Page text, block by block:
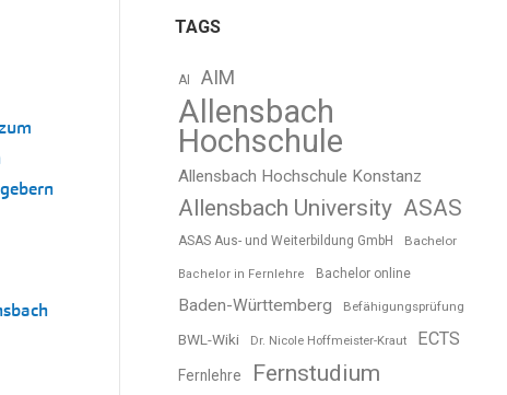
TAGS
AI AIM
Allensbach
Hochschule
Allensbach Hochschule Konstanz
Allensbach University ASAS
ASAS Aus- und Weiterbildung GmbH Bachelor
Bachelor in Fernlehre Bachelor online
Baden-Württemberg Befähigungsprüfung
BWL-Wiki Dr. Nicole Hoffmeister-Kraut ECTS
Fernlehre Fernstudium